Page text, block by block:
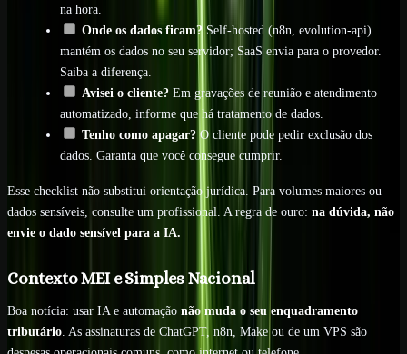
na hora.
Onde os dados ficam? Self-hosted (n8n, evolution-api)
mantém os dados no seu servidor; SaaS envia para o provedor.
Saiba a diferença.
Avisei o cliente?Em gravações de reunião e atendimento
automatizado, informe que há tratamento de dados.
Tenho como apagar?O cliente pode pedir exclusão dos
dados. Garanta que você consegue cumprir.
Esse checklist não substitui orientação jurídica. Para volumes maiores ou
dados sensíveis, consulte um profissional. A regra de ouro: na dúvida, não
envie o dado sensível para a IA.
Contexto MEI e Simples Nacional
Boa notícia: usar IA e automação não muda o seu enquadramento
tributário . As assinaturas de ChatGPT, n8n, Make ou de um VPS são